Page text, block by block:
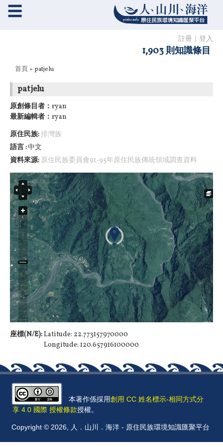
註冊 登入
1,903 則知識條目
☰
您在這裡
首頁 » patjelu
patjelu
原創條目者： ryan
最新編輯者： ryan
原住民族:排灣族
語言 中文
資料來源: 原住民族委員會91-95年原住民族傳統領域調查資料
座標(N/E):Latitude: 22.773157970000
Longitude: 120.657916100000
本著作係採用創用 CC 姓名標示-相同方式分
享 4.0 國際 授權條款授權。
Copyright © 2026, 人．山川．海洋 - 原住民族環境知識匯聚平台